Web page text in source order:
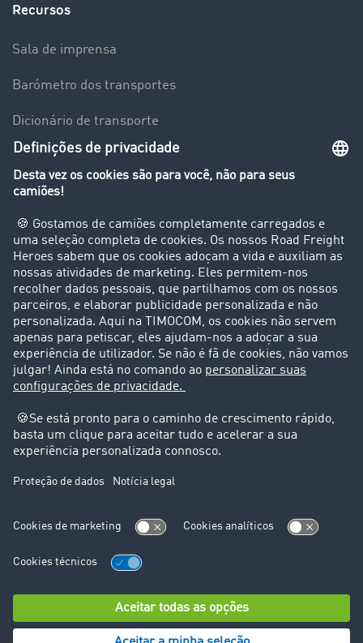
Recursos
Sala de imprensa
Barómetro dos transportes
Dicionário de transporte
Visão geral da Bolsa de Cargas
Clientes recomendam clientes
Casos de sucesso
Suporte
Suporte
Avisos legais
Ficha técnica
Condições Gerais